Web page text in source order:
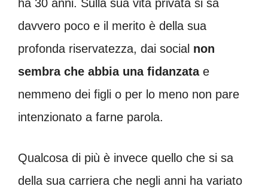
ha 30 anni. Sulla sua vita privata si sa
davvero poco e il merito è della sua
profonda riservatezza, dai social non
sembra che abbia una fidanzatae
nemmeno dei figli o per lo meno non pare
intenzionato a farne parola.
Qualcosa di più è invece quello che si sa
della sua carriera che negli anni ha variato